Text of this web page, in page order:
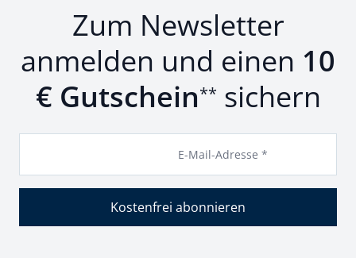
Zum Newsletter
anmelden und einen 10
€ Gutschein** sichern
E-Mail-Adresse *
Kostenfrei abonnieren